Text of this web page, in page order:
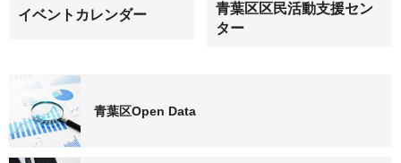
イベントカレンダー
青葉区区民活動支援セン
ター
青葉区Open Data